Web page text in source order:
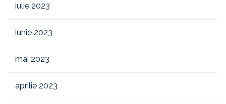
iulie 2023
iunie 2023
mai 2023
aprilie 2023